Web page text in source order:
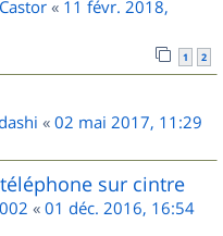
« 11 févr. 2018,
1 2
« 02 mai 2017, 11:29
sur cintre
« 01 déc. 2016, 16:54